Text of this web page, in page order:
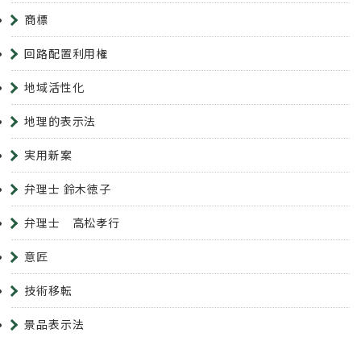
商標
回路配置利用権
地域活性化
地理的表示法
実用新案
弁理士 鈴木徳子
弁理士 高松孝行
意匠
技術移転
景品表示法